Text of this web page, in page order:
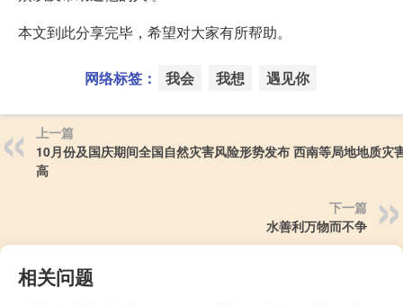
本文到此分享完毕，希望对大家有所帮助。
网络标签： 我会 我想 遇见你
上一篇
10月份及国庆期间全国自然灾害风险形势发布 西南等局地地质灾
高
下一篇
水善利万物而不争
相关问题